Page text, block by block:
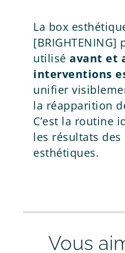
La box
utiliséavant et
interventions
unifier
la réapparition
C’est la routine
les résultats
esthétiques.
Vous